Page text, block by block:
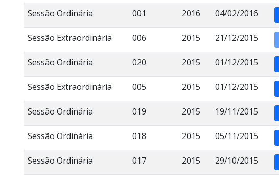
Sessão Ordinária 001 2016 04/02/2016
Sessão Extraordinária 006 2015 21/12/2015
Sessão Ordinária 020 2015 01/12/2015
Sessão Extraordinária 005 2015 01/12/2015
Sessão Ordinária 019 2015 19/11/2015
Sessão Ordinária 018 2015 05/11/2015
Sessão Ordinária 017 2015 29/10/2015